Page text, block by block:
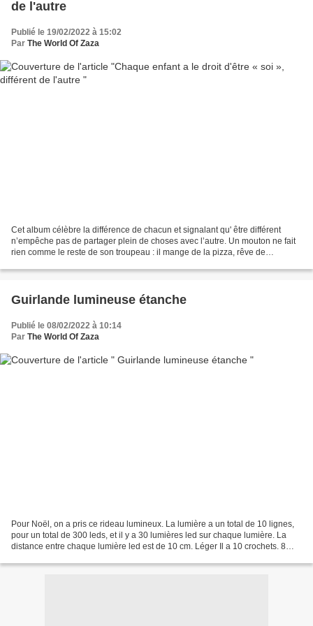
de l'autre
Publié le 19/02/2022 à 15:02
Par The World Of Zaza
Cet album célèbre la différence de chacun et signalant qu' être différent
n’empêche pas de partager plein de choses avec l’autre. Un mouton ne fait
rien comme le reste de son troupeau : il mange de la pizza, rêve de
Guirlande lumineuse étanche
Publié le 08/02/2022 à 10:14
Par The World Of Zaza
Pour Noël, on a pris ce rideau lumineux. La lumière a un total de 10 lignes,
pour un total de 300 leds, et il y a 30 lumières led sur chaque lumière. La
distance entre chaque lumière led est de 10 cm. Léger Il a 10 crochets. 8